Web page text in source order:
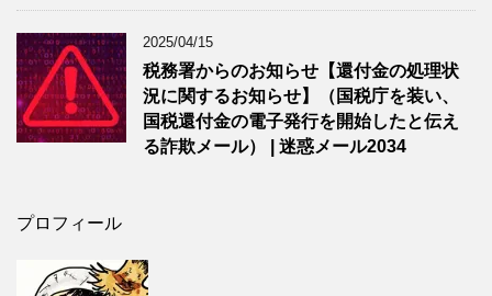
2025/04/15
税務署からのお知らせ【還付金の処理状
況に関するお知らせ】（国税庁を装い、
国税還付金の電子発行を開始したと伝え
る詐欺メール） | 迷惑メール2034
プロフィール